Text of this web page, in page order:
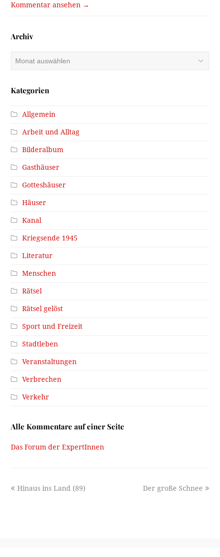
Kommentar ansehen →
Archiv
Kategorien
Allgemein
Arbeit und Alltag
Bilderalbum
Gasthäuser
Gotteshäuser
Häuser
Kanal
Kriegsende 1945
Literatur
Menschen
Rätsel
Rätsel gelöst
Sport und Freizeit
Stadtleben
Veranstaltungen
Verbrechen
Verkehr
Alle Kommentare auf einer Seite
Das Forum der ExpertInnen
previous
Hinaus ins Land (89)
next
Der große Schnee